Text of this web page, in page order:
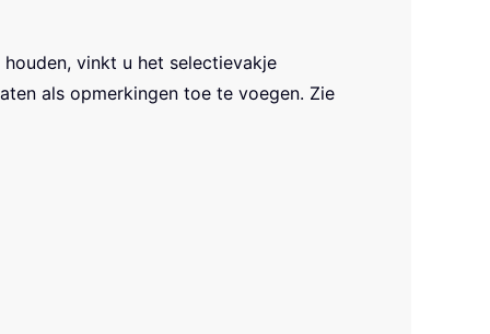
vinkt u het selectievakje
als opmerkingen toe te voegen. Zie